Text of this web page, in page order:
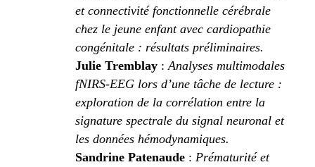
et connectivité fonctionnelle cérébrale
chez le jeune enfant avec cardiopathie
congénitale : résultats préliminaires.
Julie Tremblay : Analyses multimodales
fNIRS-EEG lors d’une tâche de lecture :
exploration de la corrélation entre la
signature spectrale du signal neuronal et
les données hémodynamiques.
Sandrine Patenaude : Prématurité et